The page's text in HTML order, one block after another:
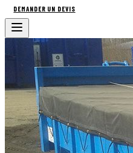
DEMANDER UN DEVIS